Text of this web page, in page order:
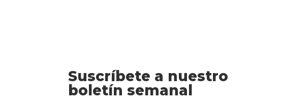
Suscríbete a nuestro
boletín semanal